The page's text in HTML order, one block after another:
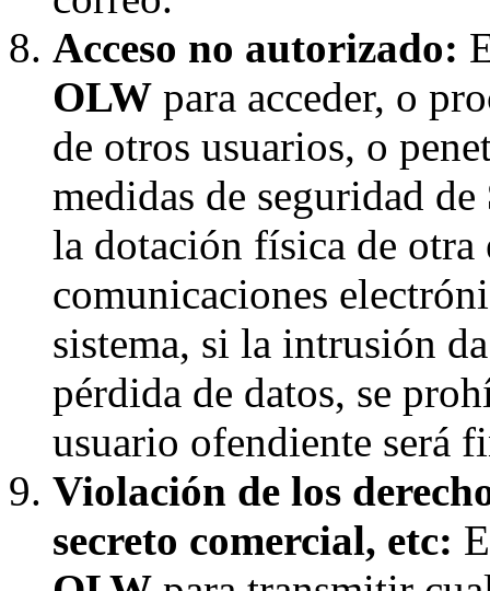
Acceso no autorizado:
OLW para acceder, o
de otros usuarios, o
medidas de seguridad de
la dotación física de otra
comunicaciones
sistema, si la intrusión
pérdida de datos, se
usuario ofendiente será
Violación de los
secreto comercial, etc: